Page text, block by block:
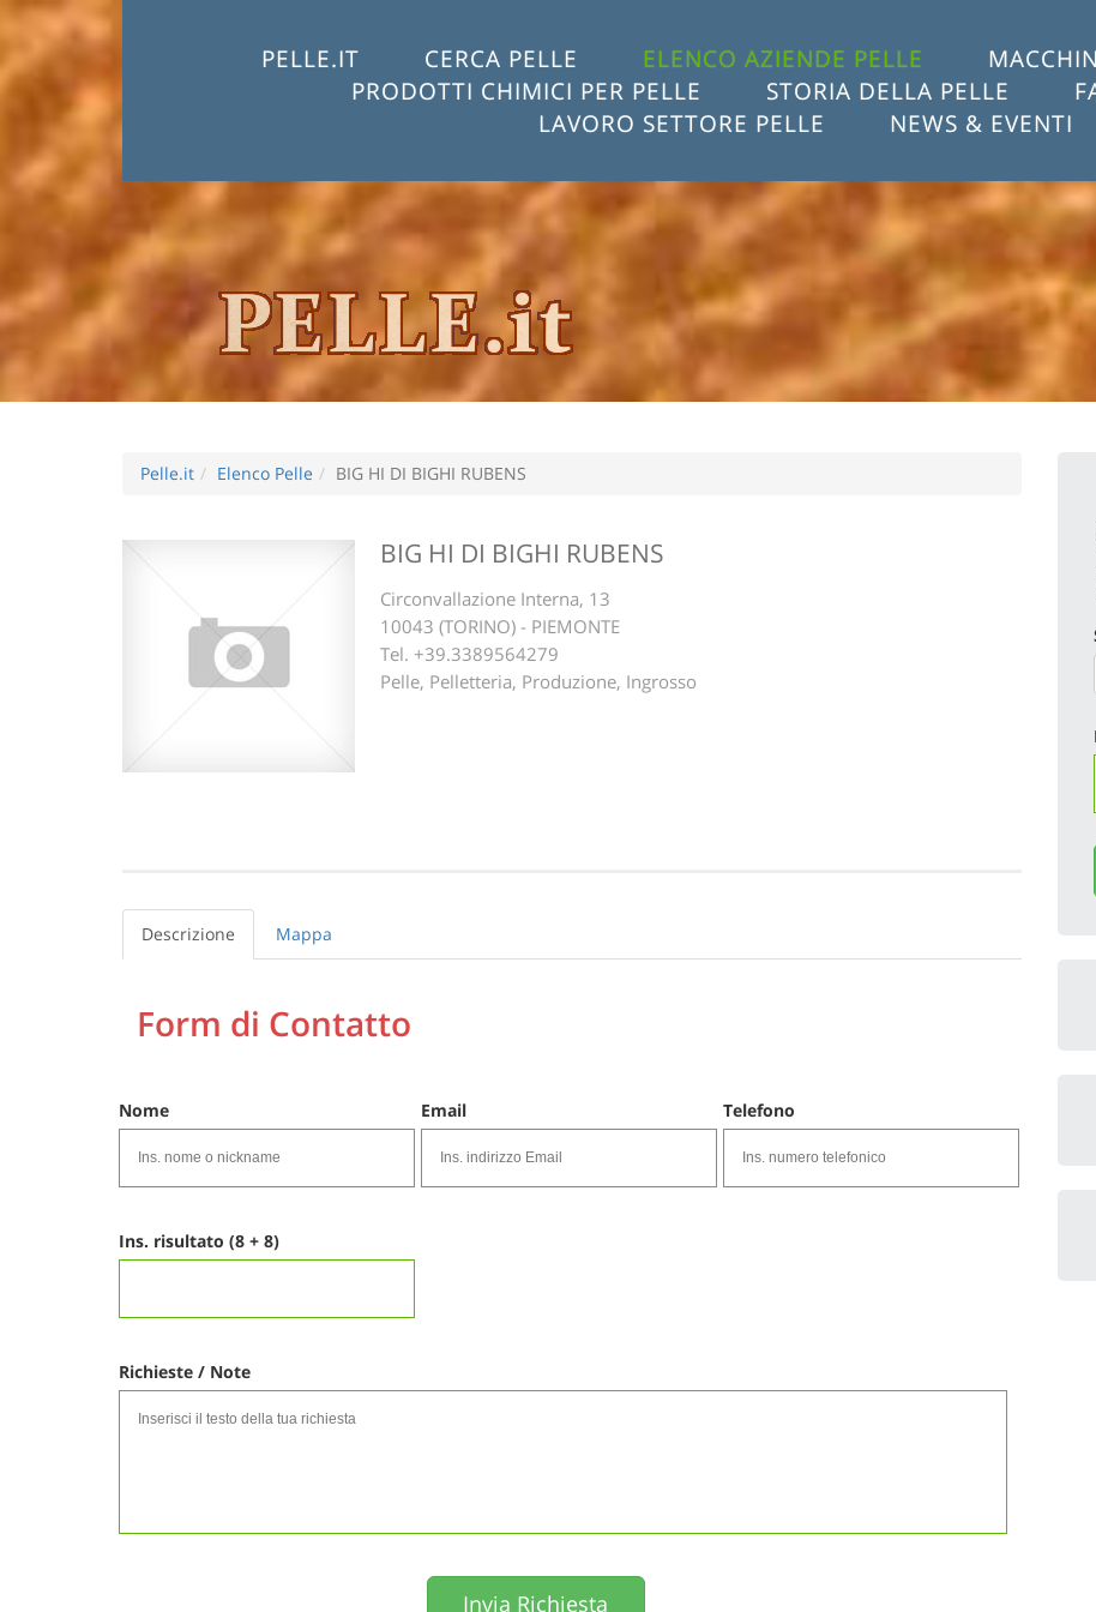
PELLE.IT CERCA PELLE ELENCO AZIENDE PELLE
PRODOTTI CHIMICI PER PELLE
STORIA DELLA PELLE
LAVORO SETTORE PELLE
NEWS & EVENTI
Pelle.it Elenco Pelle BIG HI DI BIGHI RUBENS
BIG HI DI BIGHI RUBENS
Circonvallazione Interna, 13
10043 (TORINO) - PIEMONTE
Tel. +39.3389564279
Pelle, Pelletteria, Produzione, Ingrosso
Descrizione Mappa
Form di Contatto
Nome Email Telefono
Ins. risultato (8 + 8)
Richieste / Note
Invia Richiesta